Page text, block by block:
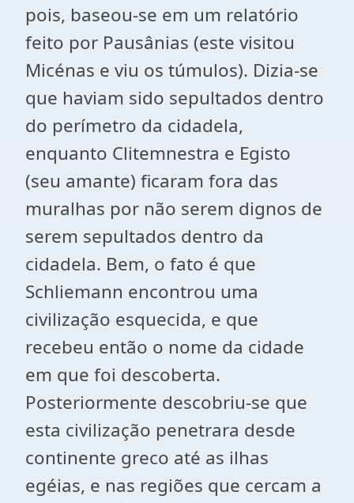
pois, baseou-se em um relatório
feito por Pausânias (este visitou
Micénas e viu os túmulos). Dizia-se
que haviam sido sepultados dentro
do perímetro da cidadela,
enquanto Clitemnestra e Egisto
(seu amante) ficaram fora das
muralhas por não serem dignos de
serem sepultados dentro da
cidadela. Bem, o fato é que
Schliemann encontrou uma
civilização esquecida, e que
recebeu então o nome da cidade
em que foi descoberta.
Posteriormente descobriu-se que
esta civilização penetrara desde
continente greco até as ilhas
egéias, e nas regiões que cercam a